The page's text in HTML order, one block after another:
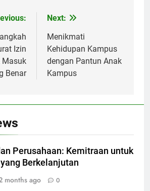
Izin
Masuk
Benar
Next:
Menikmati
Kehidupan Kampus
dengan Pantun Anak
Kampus
Perusahaan: Kemitraan untuk
Berkelanjutan
months ago 0